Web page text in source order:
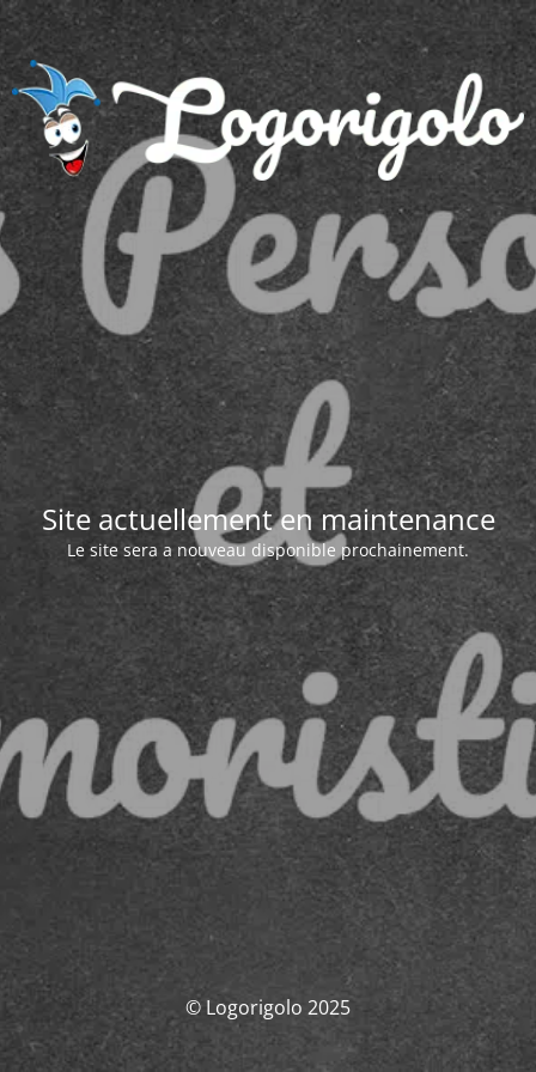
Site actuellement en maintenance
Le site sera a nouveau disponible prochainement.
© Logorigolo 2025